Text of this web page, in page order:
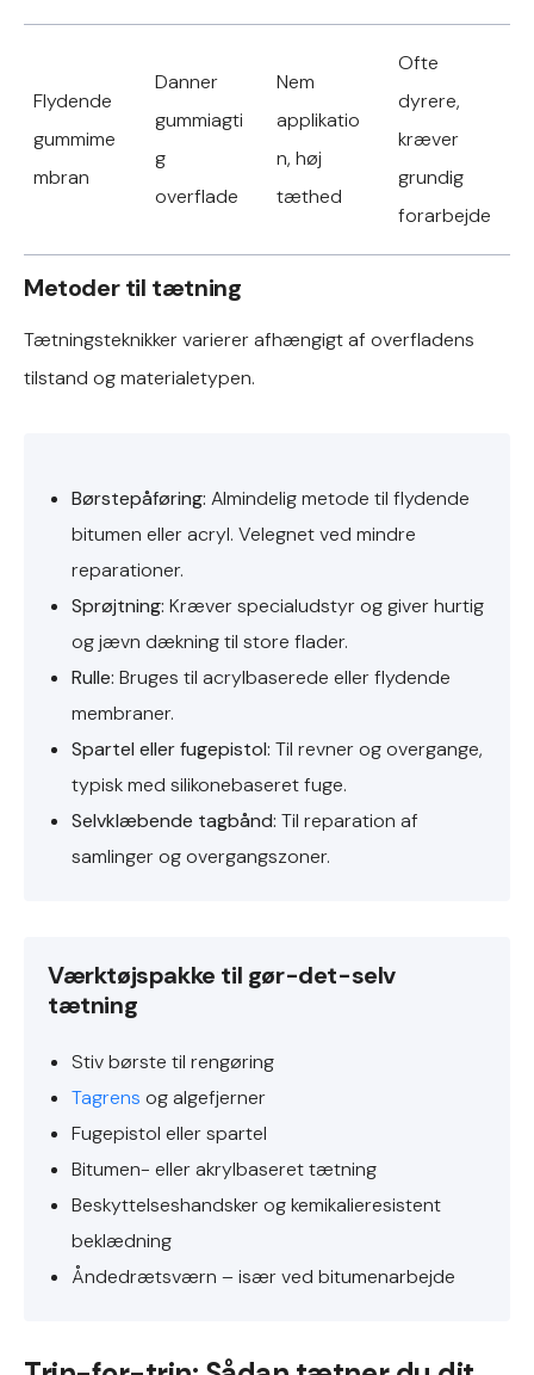
Flydende
gummime
mbran
Danner
gummiagti
g
overflade
Nem
applikatio
n, høj
tæthed
Ofte
dyrere,
kræver
grundig
forarbejde
Metoder til tætning
Tætningsteknikker varierer afhængigt af overfladens
tilstand og materialetypen.
Børstepåføring: Almindelig metode til flydende
bitumen eller acryl. Velegnet ved mindre
reparationer.
Sprøjtning: Kræver specialudstyr og giver hurtig
og jævn dækning til store flader.
Rulle: Bruges til acrylbaserede eller flydende
membraner.
Spartel eller fugepistol: Til revner og overgange,
typisk med silikonebaseret fuge.
Selvklæbende tagbånd: Til reparation af
samlinger og overgangszoner.
Værktøjspakke til gør-det-selv
tætning
Stiv børste til rengøring
Tagrens og algefjerner
Fugepistol eller spartel
Bitumen- eller akrylbaseret tætning
Beskyttelseshandsker og kemikalieresistent
beklædning
Åndedrætsværn – især ved bitumenarbejde